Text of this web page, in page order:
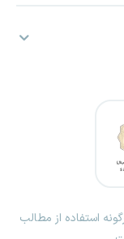
استفاده از مطالب